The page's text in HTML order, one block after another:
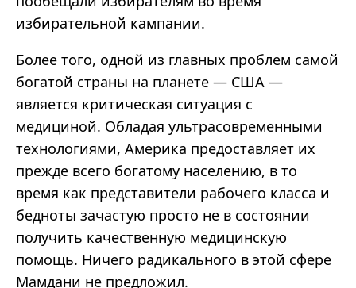
избирательной кампании.
Более того, одной из главных проблем самой
богатой страны на планете — США —
является критическая ситуация с
медициной. Обладая ультрасовременными
технологиями, Америка предоставляет их
прежде всего богатому населению, в то
время как представители рабочего класса и
бедноты зачастую просто не в состоянии
получить качественную медицинскую
помощь. Ничего радикального в этой сфере
Мамдани не предложил.